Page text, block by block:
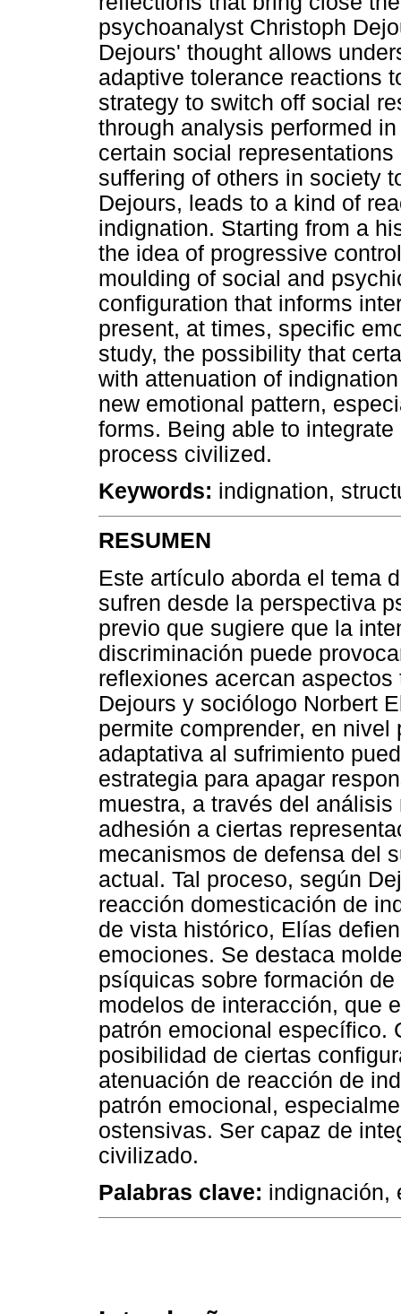
psychoanalyst Christoph
Dejours' thought allows
adaptive tolerance reactions
strategy to switch off social
through analysis performed
certain social
suffering of others in society
Dejours, leads to a kind of
indignation. Starting from a
the idea of progressive
moulding of social and
configuration that informs
present, at times, specific
study, the possibility that
with attenuation of
new emotional pattern,
forms. Being able to
process civilized.
Keywords: indignation,
RESUMEN
Este artículo aborda el tema
sufren desde la perspectiva
previo que sugiere que la
discriminación puede
reflexiones acercan
Dejours y sociólogo Norbert
permite comprender, en
adaptativa al sufrimiento
estrategia para apagar
muestra, a través del
adhesión a ciertas
mecanismos de defensa del
actual. Tal proceso, según
reacción domesticación de
de vista histórico, Elías
emociones. Se destaca
psíquicas sobre formación
modelos de interacción, que
patrón emocional específico.
posibilidad de ciertas
atenuación de reacción de
patrón emocional,
ostensivas. Ser capaz de
civilizado.
Palabras clave: indignación,